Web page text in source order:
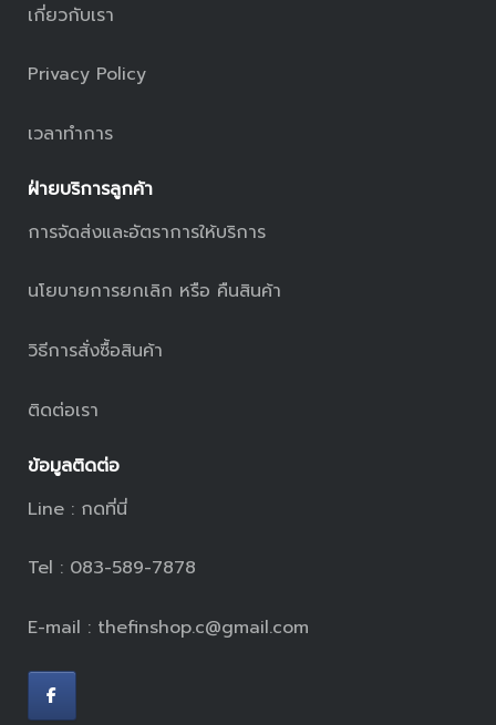
เกี่ยวกับเรา
Privacy Policy
เวลาทำการ
ฝ่ายบริการลูกค้า
การจัดส่งและอัตราการให้บริการ
นโยบายการยกเลิก หรือ คืนสินค้า
วิธีการสั่งซื้อสินค้า
ติดต่อเรา
ข้อมูลติดต่อ
Line : กดที่นี่
Tel : 083-589-7878
E-mail : thefinshop.c@gmail.com